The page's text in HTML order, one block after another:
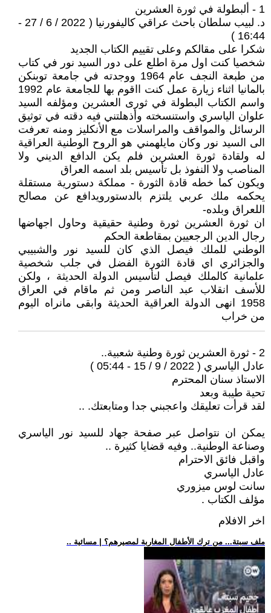
1 - ألبطولة في ثورة العشرين
د. لبيب سلطان باحث عراقي كاليفورنيا ( 2022 / 6 / 27 -
16:44 )
شكرا على مقالكم وعلى تقييم الكتاب الجديد
شخصيا كنت اول مرة اطلع على دور السيد نور في كتاب
من طبعة النجف عام 1964 ووجدته في جامعة توبنكن
بالمانيا اثناء زيارة عمل كنت ااقوم بها للجامعة عام 1992
واسم الكتاب البطولة في ثورى العشرين ومؤلفه السيد
علوان الياسري واستنسخته وأذهلتني فيه دقته في توثيق
الرسائل والمواقف والمراسلات مع الأنكليز ومنه تعرفت
الى السيد نور وكان مايلهمني هو الروح الوطنية العراقية
له ولقادة ثورة العشرين فلم يكن الدافع الديني ولا
المناصب ولا النفوذ بل تأسيس بلد اسمه العراق
ويكون كما خطه قادة الثورة - مملكة دستورية مستقلة
يحكمه ملك عربي يلتزم بالدستورويدافع عن مصالح
اللعراق وبلده-
ان ثورة العشرين ثورة وطنية حقيقية وحاول اجهاضها
رجال الدين الرجعيين بمقاطعة الحكم
الوطني للملك فيصل الذي كان للسيد نور والشبيبي
والجزائري اي قادة الثورة الفضل في جلب شخصية
علمانية كالملك فيصل لتأسيس الدولة الحديثة ، ولكن
للأسف انقلاب عبد الناصر ومن ثم ماقام في العراق
1958 انهى الدولة العراقية الحديثة وابقى مانراه اليوم
من خراب
2 - ثورة العشرين ثورة وطنية شعبية..
عادل الياسري ( 2022 / 9 / 15 - 05:44 )
الاستاذ سنان المحترم
تحية طيبة وبعد
لقد قرأت تعليقك واعجبني جدا ومتابعتك. ..
يمكن ان نتواصل عبر صفحة جهاد للسيد نور الياسري
وصناعة الوطنية.. وفيه قضايا كثيرة ..
واقبل فائق الاحترام
عادل الياسري
سانت لوس ميزوري
مؤلف الكتاب .
اخر الافلام
.. ملف سبتة... من ترك الأطفال المغاربة لمصيرهم؟ | مسائية